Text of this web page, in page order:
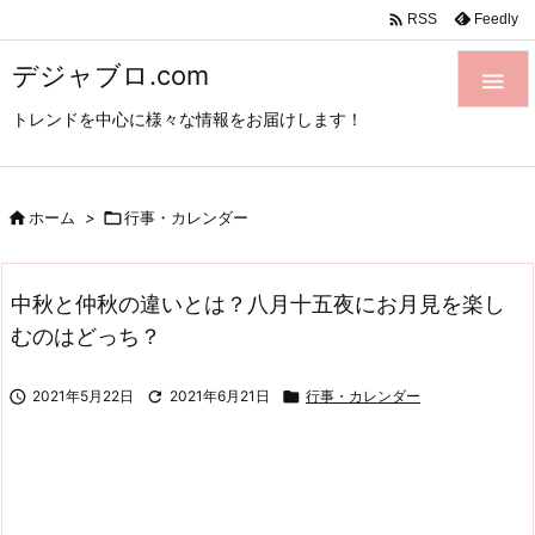
デジャブロ.com
トレンドを中心に様々な情報をお届けします！

 RSS Feedly
ホーム > 行事・カレンダー
中秋と仲秋の違いとは？八月十五夜にお月見を楽し
むのはどっち？
 2021年5月22日  2021年6月21日  行事・カレンダー